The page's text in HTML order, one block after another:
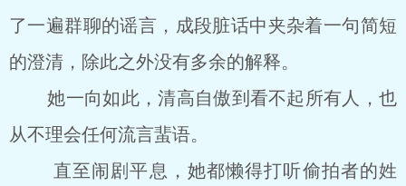
了一遍群聊的谣言，成段脏话中夹杂着一句简短
的澄清，除此之外没有多余的解释。
她一向如此，清高自傲到看不起所有人，也
从不理会任何流言蜚语。
直至闹剧平息，她都懒得打听偷拍者的姓